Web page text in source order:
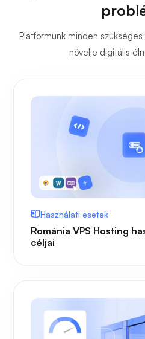
Platformunk minden
növelje digitális
Használati esetek
Románia VPS Hosting
céljai